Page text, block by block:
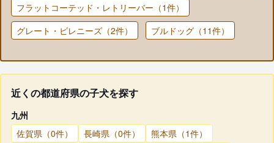
フラットコーテッド・レトリーバー（1件）
グレート・ピレニーズ（2件）
ブルドッグ（11件）
近くの都道府県の子犬を探す
九州
佐賀県（0件）
長崎県（0件）
熊本県（1件）